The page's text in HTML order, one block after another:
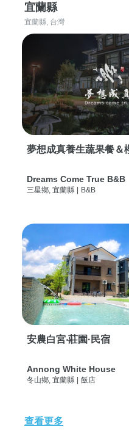
宜蘭縣
宜蘭縣, 台灣
夢想成真養生蔬果餐＆
Dreams Come True B&B
三星鄉, 宜蘭縣 | B&B
安農白宮‧莊園·民宿
Annong White House
冬山鄉, 宜蘭縣 | 飯店
查看更多